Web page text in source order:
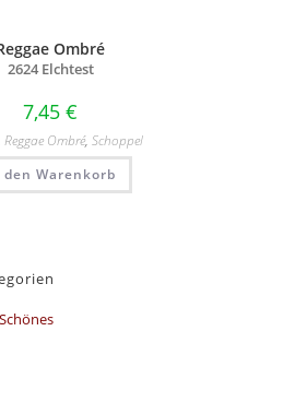
Ombré
2624 Elchtest
7,45 €
Reggae Ombré, Schoppel
den Warenkorb